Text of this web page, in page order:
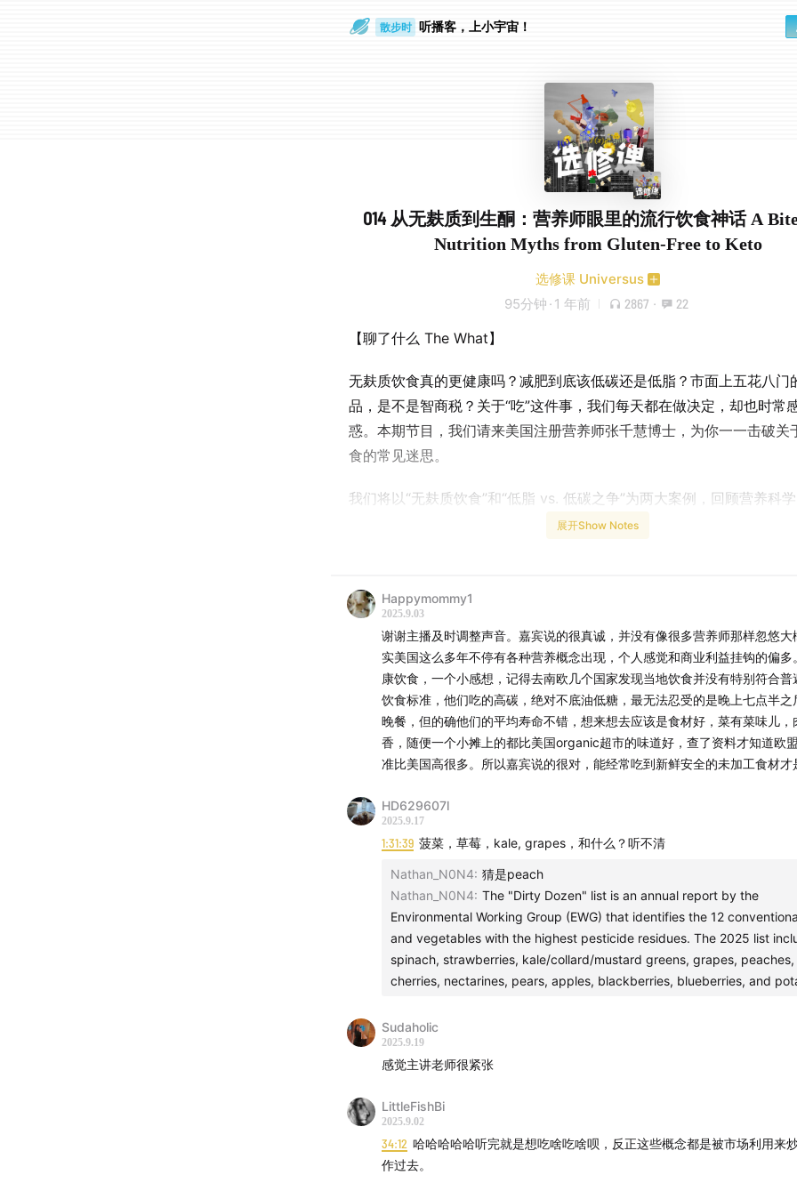
散步时 听播客，上小宇宙！
014 从无麸质到生酮：营养师眼里的流行饮食神话 A
Nutrition Myths from Gluten-Free to Keto
选修课 Universus
95分钟 · 1 年前 2867 · 22
【聊了什么 The What】
无麸质饮食真的更健康吗？减肥到底该低碳还是低脂？市面上五花八门
品，是不是智商税？关于“吃”这件事，我们每天都在做决定，却也时常
惑。本期节目，我们请来美国注册营养师张千慧博士，为你一一击破关
食的常见迷思。
我们将以“无麸质饮食”和“低脂 vs. 低碳之争”为两大案例，回顾营养科
轨迹，探讨其研究范式的局限性，并揭示食品工业的利益冲突如何深刻
历史的纵深处，重新理解我们与食物的复杂关系。
Is going gluten-free really healthier? When it comes to weight
should you cut carbs or fat? And what about all those
the market—are they worth it or just a scam? Eating is
every day, yet we’re constantly confused by conflicting
this episode, we invite Dr. Jera Zhang, a registered dietitian
U.S., to debunk some of the most common myths surrounding
Focusing on two major case studies—“the gluten-free diet” and
question the limitations of its research paradigms, and expose how
corporate interests in the food industry shape public health
recommendations. Is there truly one “optimal” diet for everyone?
we build our own critical thinking framework amid a flood of
advice? This episode goes beyond surface-level bites, offering a
【时间轴 The When】
详解无麸质饮食：麸质的定义，无麸质饮食的医学起源，谁需
饮食
展开Show Notes
Happymommy1
2025.9.03
谢谢主播及时调整声音。嘉宾说的很真诚，并没有像很多营养师那样忽悠大
实美国这么多年不停有各种营养概念出现，个人感觉和商业利益挂钩的偏多
康饮食，一个小感想，记得去南欧几个国家发现当地饮食并没有特别符合普
饮食标准，他们吃的高碳，绝对不底油低糖，最无法忍受的是晚上七点半之
晚餐，但的确他们的平均寿命不错，想来想去应该是食材好，菜有菜味儿，
香，随便一个小摊上的都比美国organic超市的味道好，查了资料才知道欧
准比美国高很多。所以嘉宾说的很对，能经常吃到新鲜安全的未加工食材才
HD629607l
2025.9.17
1:31:39 菠菜，草莓，kale, grapes，和什么？听不清
Nathan_N0N4: 猜是peach
Nathan_N0N4: The "Dirty Dozen" list is an annual report by the
Environmental Working Group (EWG) that identifies the 12
and vegetables with the highest pesticide residues. The 2025 list
spinach, strawberries, kale/collard/mustard greens, grapes, peaches,
cherries, nectarines, pears, apples, blackberries, blueberries, and
Sudaholic
2025.9.19
感觉主讲老师很紧张
LittleFishBi
2025.9.02
34:12 哈哈哈哈哈听完就是想吃啥吃啥呗，反正这些概念都是被市场利用来
作过去。